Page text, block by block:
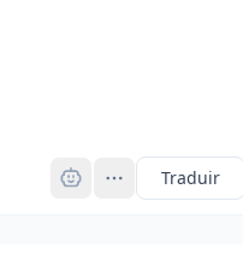
Traduir